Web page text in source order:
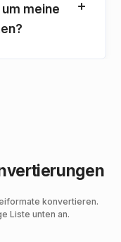
meine
konvertieren.
Liste unten an.